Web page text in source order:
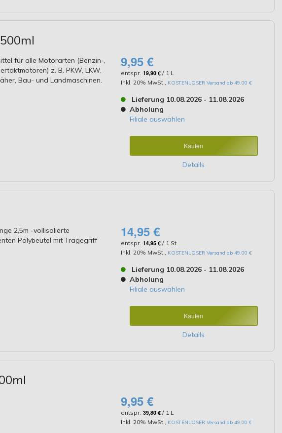
für alle Motorarten (Benzin-,
z. B. PKW, LKW,
Bau- und Landmaschinen.
9,95 €
entspr.19,90 € / 1 L
Inkl. 20% MwSt., KOSTENLOSER Versand ab 49,00 €
Lieferung 10.08.2026 - 11.08.2026
Abholung
Filiale auswählen
Kaufen
Details
2,5m -vollisolierte
Polybeutel mit Tragegriff
14,95 €
entspr.14,95 € / 1 St
Inkl. 20% MwSt., KOSTENLOSER Versand ab 49,00 €
Lieferung 10.08.2026 - 11.08.2026
Abholung
Filiale auswählen
Kaufen
Details
9,95 €
entspr.39,80 € / 1 L
Inkl. 20% MwSt., KOSTENLOSER Versand ab 49,00 €